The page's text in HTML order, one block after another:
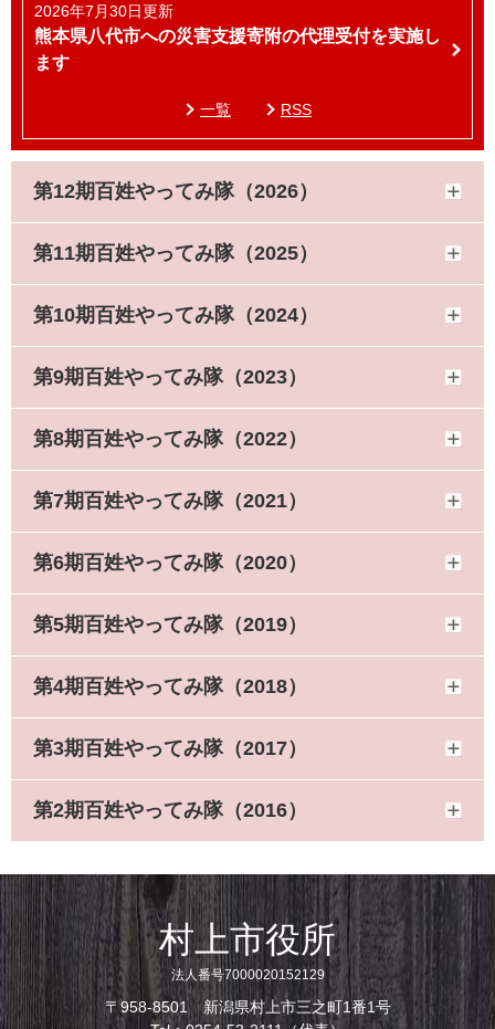
2026年7月30日更新
熊本県八代市への災害支援寄附の代理受付を実施し
ます
一覧 RSS
第12期百姓やってみ隊（2026）
第11期百姓やってみ隊（2025）
第10期百姓やってみ隊（2024）
第9期百姓やってみ隊（2023）
第8期百姓やってみ隊（2022）
第7期百姓やってみ隊（2021）
第6期百姓やってみ隊（2020）
第5期百姓やってみ隊（2019）
第4期百姓やってみ隊（2018）
第3期百姓やってみ隊（2017）
第2期百姓やってみ隊（2016）
村上市役所
法人番号7000020152129
〒958-8501 新潟県村上市三之町1番1号